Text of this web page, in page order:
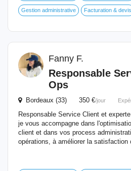
Gestion administrative Facturation & devis
Fanny F.
Responsable
Ops
Bordeaux (33) 350 €/jour
Responsable Service Client et
je vous accompagne dans
client et dans vos process
opérations, à améliorer la satisfaction